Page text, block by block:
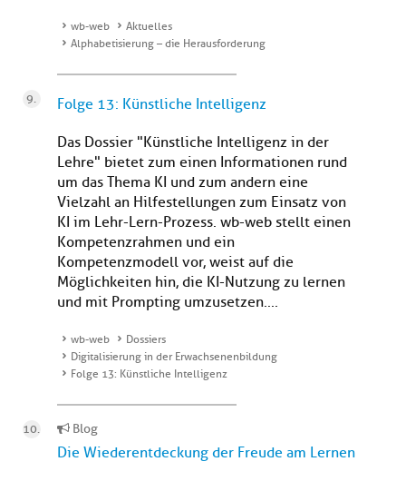
wb-web
Aktuelles
Alphabetisierung – die Herausforderung
Folge 13: Künstliche Intelligenz
Das Dossier "Künstliche Intelligenz in der
Lehre" bietet zum einen Informationen rund
um das Thema KI und zum andern eine
Vielzahl an Hilfestellungen zum Einsatz von
KI im Lehr-Lern-Prozess. wb-web stellt einen
Kompetenzrahmen und ein
Kompetenzmodell vor, weist auf die
Möglichkeiten hin, die KI-Nutzung zu lernen
und mit Prompting umzusetzen....
wb-web
Dossiers
Digitalisierung in der Erwachsenenbildung
Folge 13: Künstliche Intelligenz
Blog
Die Wiederentdeckung der Freude am Lernen